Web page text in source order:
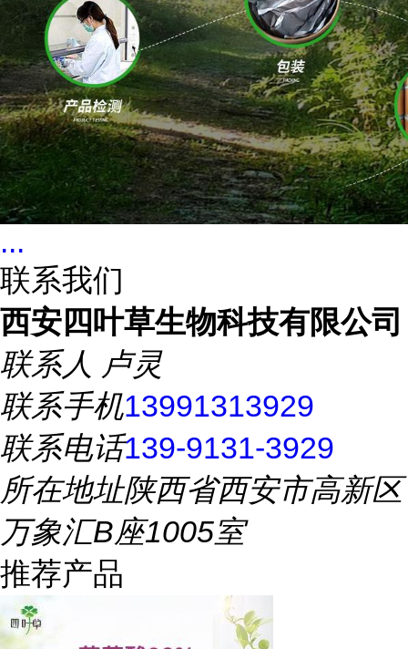
...
联系我们
西安四叶草生物科技有限公司
联系人 卢灵
联系手机13991313929
联系电话139-9131-3929
所在地址陕西省西安市高新区
万象汇B座1005室
推荐产品